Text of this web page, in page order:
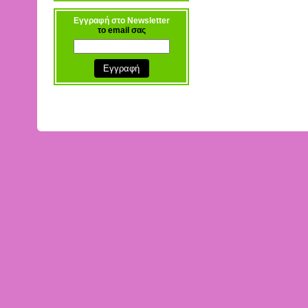
Εγγραφή στο Newsletter
το email σας